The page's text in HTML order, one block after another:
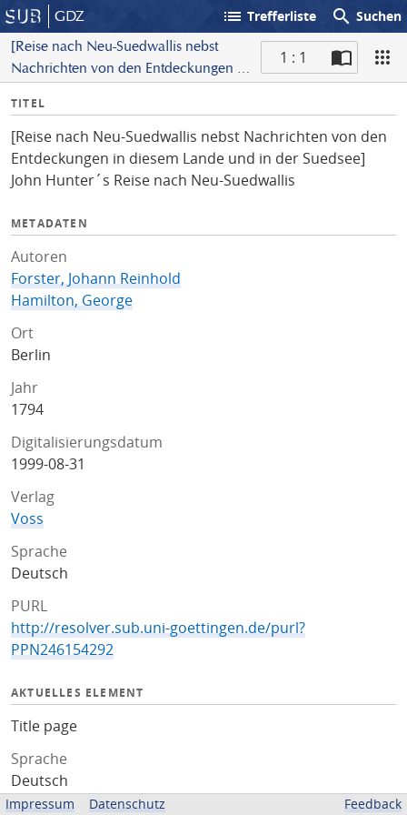
GDZ list Trefferliste search Suchen
[Reise nach Neu-Suedwallis nebst
Nachrichten von den Entdeckungen in
John Hunter´s Reise nach Neu-
Suedwallis
1 : 1
I
f
o
TITEL
[Reise nach Neu-Suedwallis nebst Nachrichten von den
Entdeckungen in diesem Lande und in der Suedsee]
John Hunter´s Reise nach Neu-Suedwallis
METADATEN
Autoren
Forster, Johann Reinhold
Hamilton, George
Ort
Berlin
Jahr
1794
Digitalisierungsdatum
1999-08-31
Verlag
Voss
Sprache
Deutsch
PURL
http://resolver.sub.uni-goettingen.de/purl?
PPN246154292
AKTUELLES ELEMENT
Title page
Sprache
Deutsch
Impressum Datenschutz Feedback